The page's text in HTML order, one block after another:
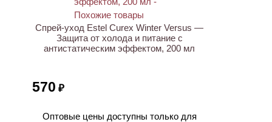
Спрей-уход Estel Curex Winter Versus —
Защита от холода и питание с
антистатическим эффектом, 200 мл
570 ₽
Оптовые цены доступны только для